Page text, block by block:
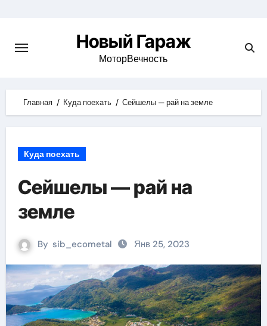
content
Новый Гараж
МоторВечность
Главная Куда поехать Сейшелы — рай на земле
Куда поехать
Сейшелы — рай на
земле
By sib_ecometal Янв 25, 2023